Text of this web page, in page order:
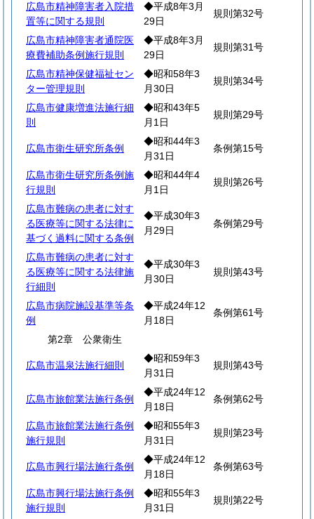
広島市精神障害者入院措
置等に関する規則
◆平成8年3月
29日
規則第32号
広島市精神障害者通院医
療費補助条例施行規則
◆平成8年3月
29日
規則第31号
広島市精神保健福祉セン
ター管理規則
◆昭和58年3
月30日
規則第34号
広島市健康増進法施行細
則
◆昭和43年5
月1日
規則第29号
広島市衛生研究所条例
◆昭和44年3
月31日
条例第15号
広島市衛生研究所条例施
行規則
◆昭和44年4
月1日
規則第26号
広島市難病の患者に対す
る医療等に関する法律に
基づく過料に関する条例
◆平成30年3
月29日
条例第29号
広島市難病の患者に対す
る医療等に関する法律施
行細則
◆平成30年3
月30日
規則第43号
広島市病院施設基準等条
例
◆平成24年12
月18日
条例第61号
第2章 公衆衛生
広島市温泉法施行細則
◆昭和59年3
月31日
規則第43号
広島市旅館業法施行条例
◆平成24年12
月18日
条例第62号
広島市旅館業法施行条例
施行規則
◆昭和55年3
月31日
規則第23号
広島市興行場法施行条例
◆平成24年12
月18日
条例第63号
広島市興行場法施行条例
施行規則
◆昭和55年3
月31日
規則第22号